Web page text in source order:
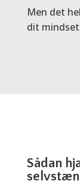
Men det
dit
Sådan